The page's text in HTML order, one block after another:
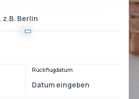
Rückflugdatum